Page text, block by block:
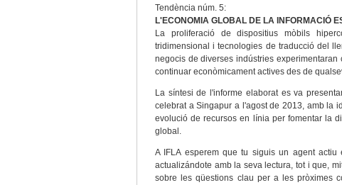
Tendència núm. 5:
L'ECONOMIA GLOBAL DE LA INFORMACIÓ
La proliferació de dispositius mòbils
tridimensional i tecnologies de traducció del
negocis de diverses indústries
continuar econòmicament actives des de
La síntesi de l'informe elaborat es va
celebrat a Singapur a l'agost de 2013, amb la
evolució de recursos en línia per fomentar la
global.
A IFLA esperem que tu siguis un agent
actualizándote amb la seva lectura, tot i que,
sobre les qüestions clau per a les pròximes